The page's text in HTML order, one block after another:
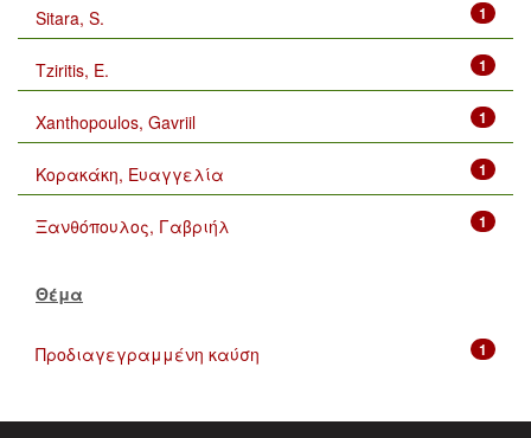
1
Sitara, S.
1
Tziritis, E.
1
Xanthopoulos, Gavriil
1
Κορακάκη, Ευαγγελία
1
Ξανθόπουλος, Γαβριήλ
Θέμα
1
Προδιαγεγραμμένη καύση